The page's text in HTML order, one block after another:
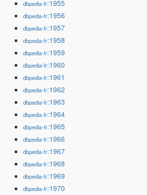
dbpedia-fr:1955
dbpedia-fr:1956
dbpedia-fr:1957
dbpedia-fr:1958
dbpedia-fr:1959
dbpedia-fr:1960
dbpedia-fr:1961
dbpedia-fr:1962
dbpedia-fr:1963
dbpedia-fr:1964
dbpedia-fr:1965
dbpedia-fr:1966
dbpedia-fr:1967
dbpedia-fr:1968
dbpedia-fr:1969
dbpedia-fr:1970